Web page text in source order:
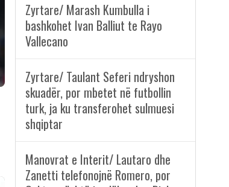
Zyrtare/ Marash Kumbulla i
bashkohet Ivan Balliut te Rayo
Vallecano
Zyrtare/ Taulant Seferi ndryshon
skuadër, por mbetet në futbollin
turk, ja ku transferohet sulmuesi
shqiptar
Manovrat e Interit/ Lautaro dhe
Zanetti telefonojnë Romero, por